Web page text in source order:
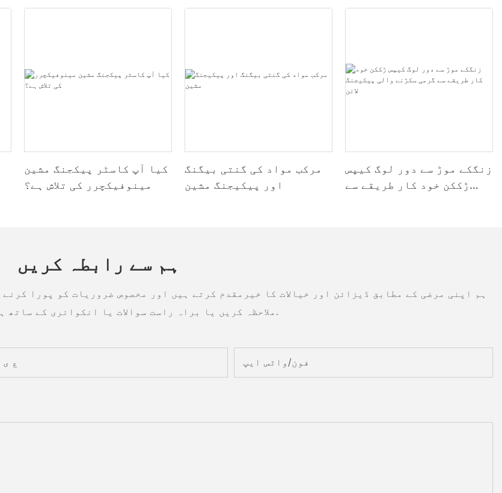
کیا آپ کاسٹر پیکجنگ مشین
مینوفیکچرر کی تلاش ہے؟
مرکب مواد کی گنتی بیگنگ
اور پیکیجنگ مشین
زنگکے موڑ سے دور لوگ کیپس
ڑککن خود کار طریقے سے
ہم سے رابطہ کریں
ہم اپنی مرضی کے مطابق ڈیزائن اور خیالات کا خیرمقدم کرتے ہیں اور مخصوص ضروریات کو پورا
ملاحظہ کریں یا براہ راست سوالات یا انکوائری کے ساتھ ہم سے رابطہ کریں.
▁ ع فون/واٹس ایپ